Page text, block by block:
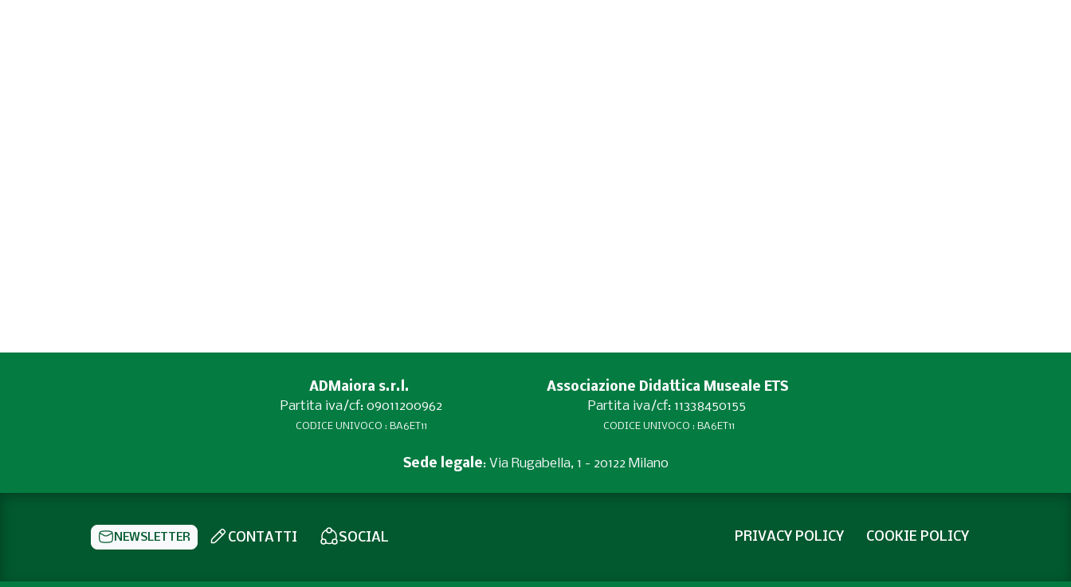
ADMaiora s.r.l.
Partita iva/cf: 09011200962
CODICE UNIVOCO : BA6ET11
Associazione Didattica Museale ETS
Partita iva/cf: 11338450155
CODICE UNIVOCO : BA6ET11
Sede legale: Via Rugabella, 1 - 20122 Milano
NEWSLETTER CONTATTI SOCIAL PRIVACY POLICY COOKIE POLICY